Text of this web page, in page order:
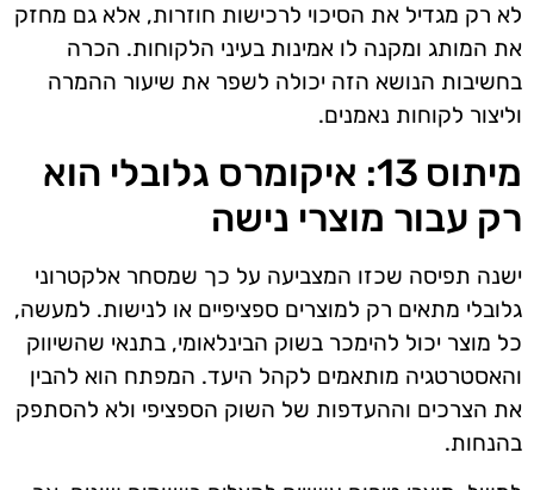
לא רק מגדיל את הסיכוי לרכישות חוזרות, אלא גם מחזק
את המותג ומקנה לו אמינות בעיני הלקוחות. הכרה
בחשיבות הנושא הזה יכולה לשפר את שיעור ההמרה
וליצור לקוחות נאמנים.
מיתוס 13: איקומרס גלובלי הוא
רק עבור מוצרי נישה
ישנה תפיסה שכזו המצביעה על כך שמסחר אלקטרוני
גלובלי מתאים רק למוצרים ספציפיים או לנישות. למעשה,
כל מוצר יכול להימכר בשוק הבינלאומי, בתנאי שהשיווק
והאסטרטגיה מותאמים לקהל היעד. המפתח הוא להבין
את הצרכים וההעדפות של השוק הספציפי ולא להסתפק
בהנחות.